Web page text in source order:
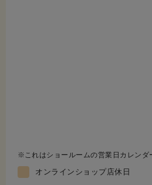
これはショールームの営業日カレンダ
オンラインショップ店休日